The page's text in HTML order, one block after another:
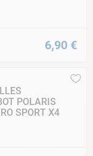
6,90 €
POLARIS
SPORT X4